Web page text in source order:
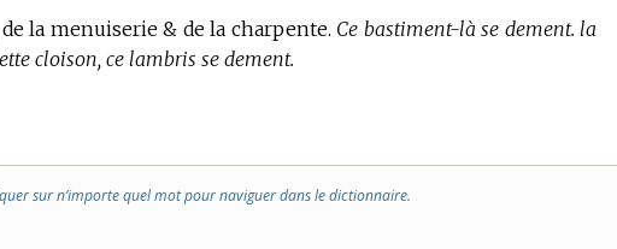
la menuiserie & de la charpente. Ce bastiment-là se dement. la
cloison, ce lambris se dement.
sur n’importe quel mot pour naviguer dans le dictionnaire.